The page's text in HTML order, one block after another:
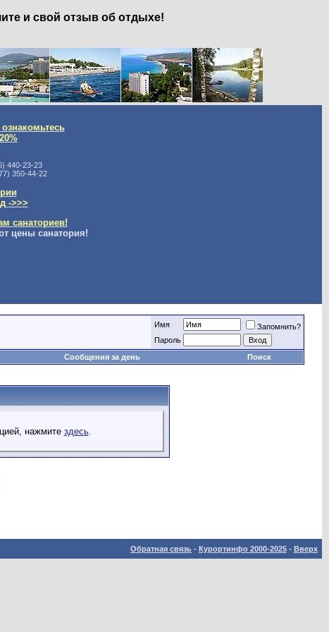
и свой отзыв об отдыхе!
ознакомьтесь
440-23-23
350-44-22
->>>
санаториев!
цены санатория!
Имя
Запомнить?
Пароль
Сообщения за день Поиск
нажмите здесь.
Обратная связь - Курортинфо 2000-2025 - Вверх